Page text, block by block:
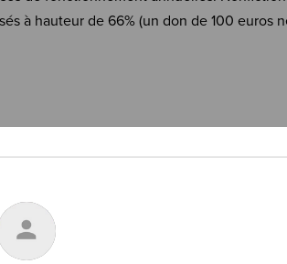
à hauteur de 66% (un don de 100 euros